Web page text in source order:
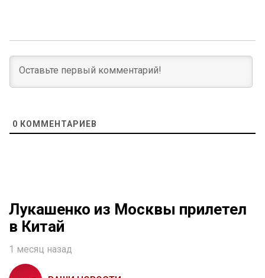
0 КОММЕНТАРИЕВ
Лукашенко из Москвы прилетел
в Китай
1 месяц назад